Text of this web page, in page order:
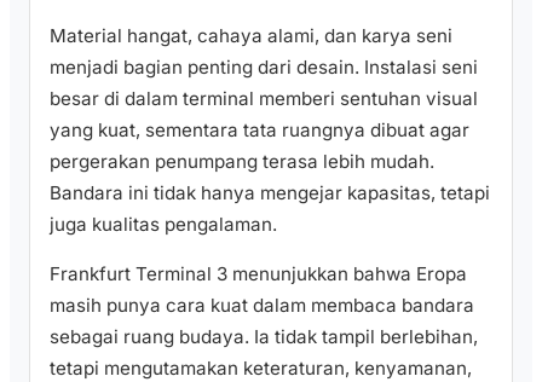
Material hangat, cahaya alami, dan karya seni
menjadi bagian penting dari desain. Instalasi seni
besar di dalam terminal memberi sentuhan visual
yang kuat, sementara tata ruangnya dibuat agar
pergerakan penumpang terasa lebih mudah.
Bandara ini tidak hanya mengejar kapasitas, tetapi
juga kualitas pengalaman.
Frankfurt Terminal 3 menunjukkan bahwa Eropa
masih punya cara kuat dalam membaca bandara
sebagai ruang budaya. Ia tidak tampil berlebihan,
tetapi mengutamakan keteraturan, kenyamanan,